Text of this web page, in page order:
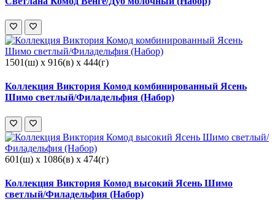
1501(ш) x 916(в) x 444(г)
Коллекция Виктория Комод комбинированный Ясень
Шимо светлый/Филадельфия (Набор)
601(ш) x 1086(в) x 474(г)
Коллекция Виктория Комод высокий Ясень Шимо
светлый/Филадельфия (Набор)